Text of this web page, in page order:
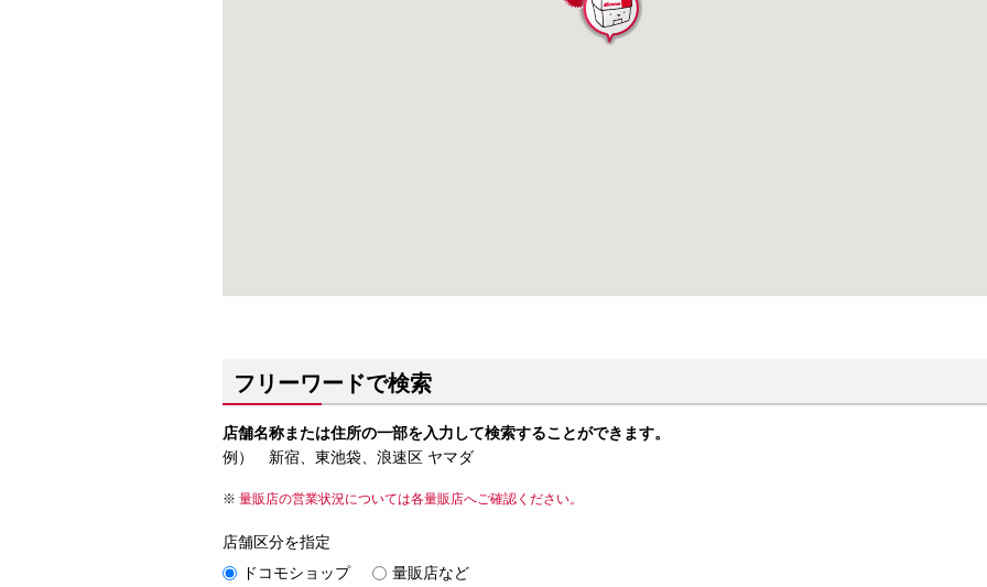
フリーワードで検索
店舗名称または住所の一部を入力して検索することができます。
例） 新宿、東池袋、浪速区 ヤマダ
量販店の営業状況については各量販店へご確認ください。
店舗区分を指定
ドコモショップ
量販店など